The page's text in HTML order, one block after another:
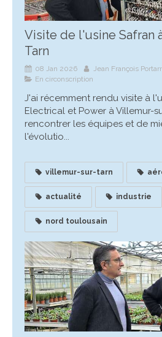
Visite de l'usine Safran
Tarn
08 Jan 2026
Jean François
En circonscription
J'ai récemment rendu visite à
Electrical et Power à Villemur-
rencontrer les équipes et de
l'évolutio...
villemur-sur-tarn
actualité industrie
nord toulousain